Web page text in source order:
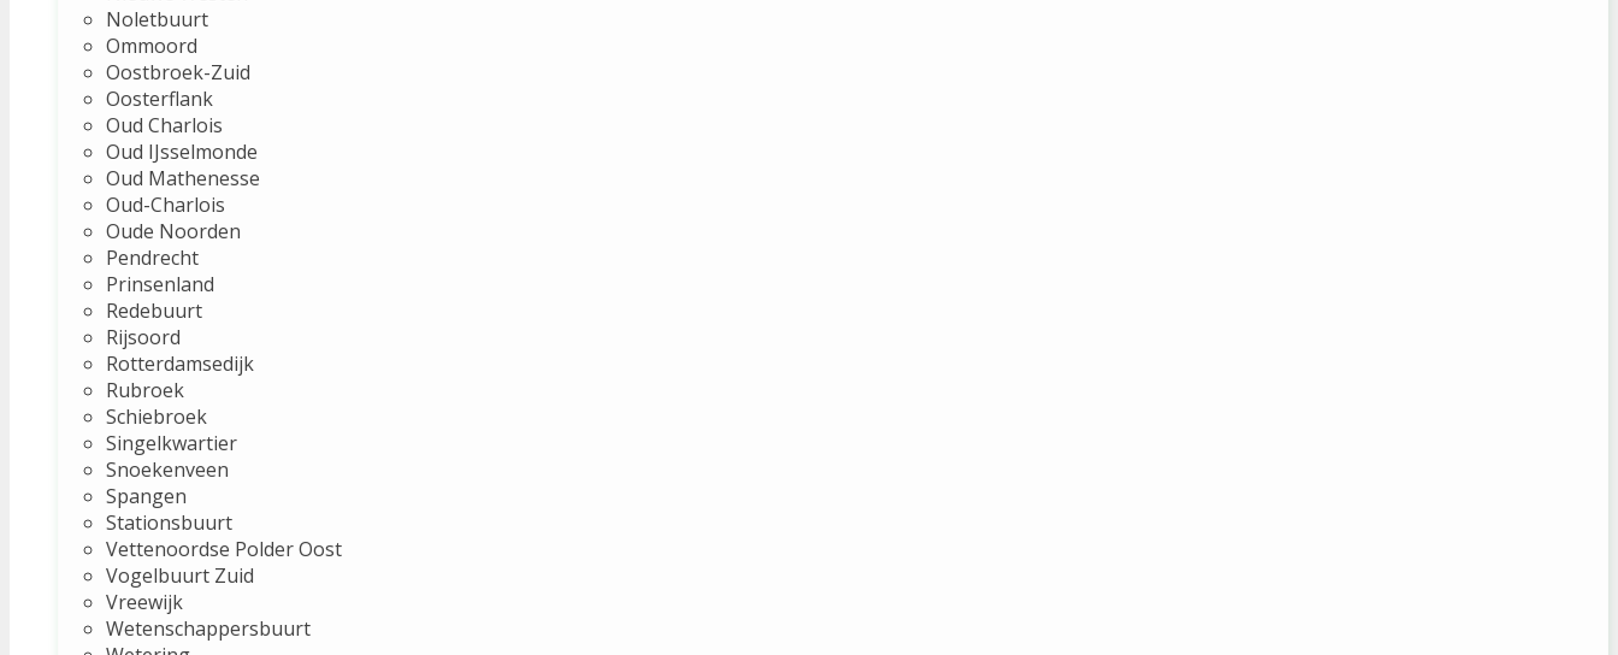
Noletbuurt
Ommoord
Oostbroek-Zuid
Oosterflank
Oud Charlois
Oud IJsselmonde
Oud Mathenesse
Oud-Charlois
Oude Noorden
Pendrecht
Prinsenland
Redebuurt
Rijsoord
Rotterdamsedijk
Rubroek
Schiebroek
Singelkwartier
Snoekenveen
Spangen
Stationsbuurt
Vettenoordse Polder Oost
Vogelbuurt Zuid
Vreewijk
Wetenschappersbuurt